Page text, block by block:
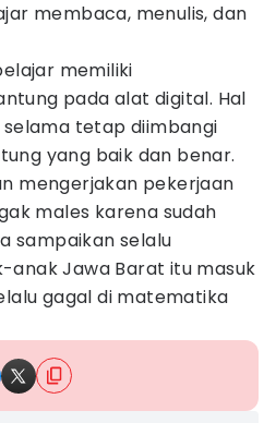
membaca, menulis, dan
memiliki
pada alat digital. Hal
tetap diimbangi
yang baik dan benar.
mengerjakan pekerjaan
males karena sudah
sampaikan selalu
Jawa Barat itu masuk
gagal di matematika